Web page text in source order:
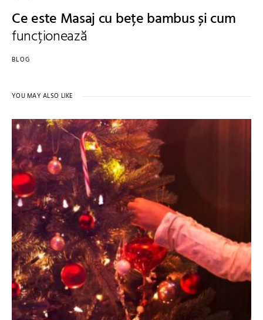
Ce este Masaj cu bețe bambus și cum
funcționează
BLOG
YOU MAY ALSO LIKE